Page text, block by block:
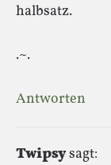
halbsatz.
.~.
Antworten
Twipsysagt: